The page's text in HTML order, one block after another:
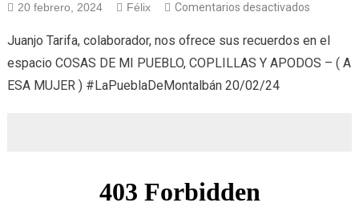
20 febrero, 2024 Félix Comentarios desactivadosen
de
mi
Juanjo Tarifa, colaborador, nos ofrece sus recuerdos en el
espacio COSAS DE MI PUEBLO, COPLILLAS Y APODOS – ( A
ESA MUJER ) #LaPueblaDeMontalbán 20/02/24